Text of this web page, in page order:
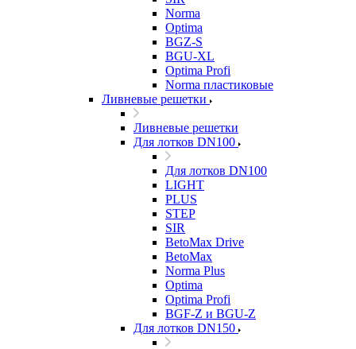
Norma
Optima
BGZ-S
BGU-XL
Optima Profi
Norma пластиковые
Ливневые решетки
Ливневые решетки
Для лотков DN100
Для лотков DN100
LIGHT
PLUS
STEP
SIR
BetoMax Drive
BetoMax
Norma Plus
Optima
Optima Profi
BGF-Z и BGU-Z
Для лотков DN150